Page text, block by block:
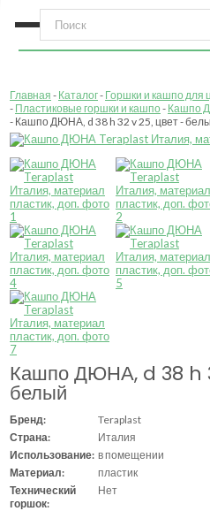
Главная Каталог Горшки и кашпо для
Пластиковые горшки и кашпо
Кашпо
Кашпо ДЮНА, d 38 h 32 v 25, цвет -
Кашпо ДЮНА, d 38 h
белый
Бренд:
Teraplast
Страна:
Италия
Использование: в помещении
Материал:
пластик
Технический
горшок:
Нет